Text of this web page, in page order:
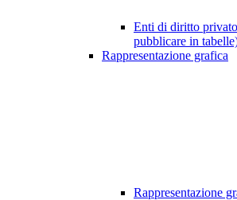
Enti di diritto
pubblicare in
Rappresentazione grafica
Rappresentazione